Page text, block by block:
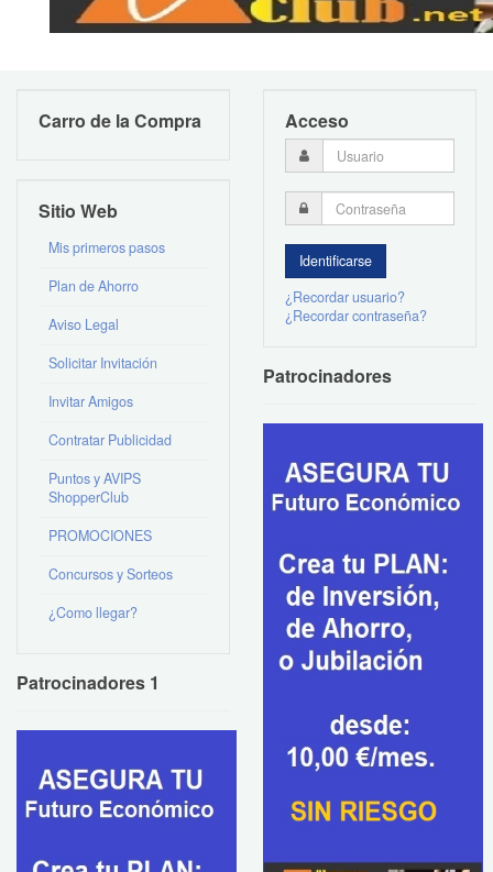
Carro de la Compra
Sitio Web
Mis primeros pasos
Plan de Ahorro
Aviso Legal
Solicitar Invitación
Invitar Amigos
Contratar Publicidad
Puntos y AVIPS
ShopperClub
PROMOCIONES
Concursos y Sorteos
¿Como llegar?
Patrocinadores 1
Acceso
¿Recordar usuario?
¿Recordar contraseña?
Patrocinadores